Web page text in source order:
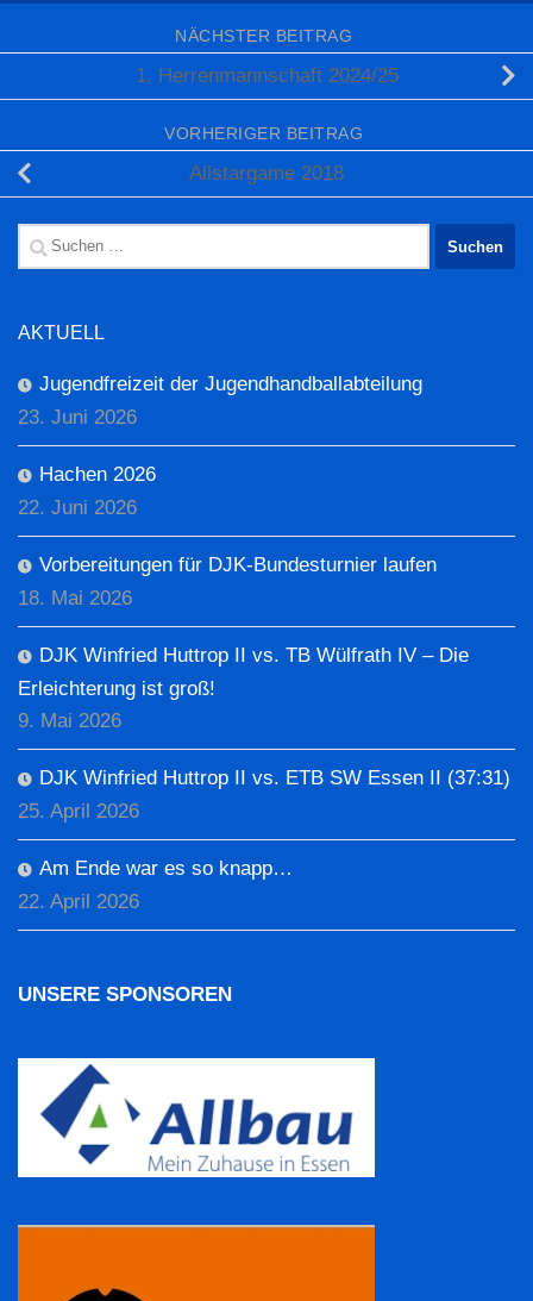
NÄCHSTER BEITRAG
1. Herrenmannschaft 2024/25
VORHERIGER BEITRAG
Allstargame 2018
Suchen
nach:
AKTUELL
Jugendfreizeit der Jugendhandballabteilung
23. Juni 2026
Hachen 2026
22. Juni 2026
Vorbereitungen für DJK-Bundesturnier laufen
18. Mai 2026
DJK Winfried Huttrop II vs. TB Wülfrath IV – Die
Erleichterung ist groß!
9. Mai 2026
DJK Winfried Huttrop II vs. ETB SW Essen II (37:31)
25. April 2026
Am Ende war es so knapp…
22. April 2026
UNSERE SPONSOREN